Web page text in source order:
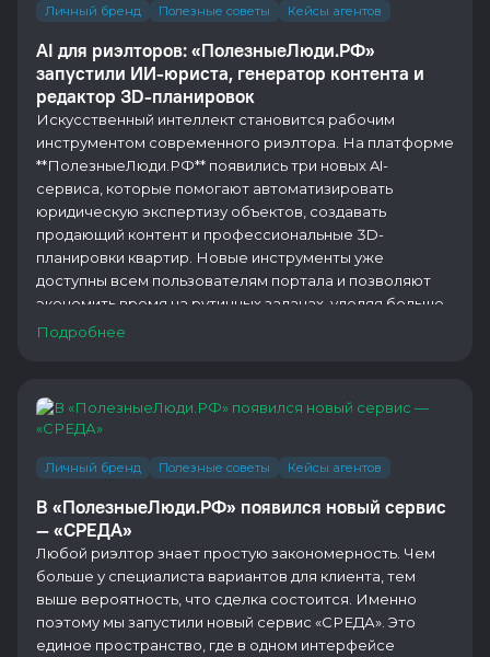
Личный бренд Полезные советы Кейсы агентов
AI для риэлторов: «ПолезныеЛюди.РФ»
запустили ИИ-юриста, генератор контента и
редактор 3D-планировок
Искусственный интеллект становится рабочим
инструментом современного риэлтора. На платформе
**ПолезныеЛюди.РФ** появились три новых AI-
сервиса, которые помогают автоматизировать
юридическую экспертизу объектов, создавать
продающий контент и профессиональные 3D-
планировки квартир. Новые инструменты уже
доступны всем пользователям портала и позволяют
экономить время на рутинных задачах, уделяя больше
внимания работе с клиентами и проведению сделок.
Подробнее
Личный бренд Полезные советы Кейсы агентов
В «ПолезныеЛюди.РФ» появился новый сервис
— «СРЕДА»
Любой риэлтор знает простую закономерность. Чем
больше у специалиста вариантов для клиента, тем
выше вероятность, что сделка состоится. Именно
поэтому мы запустили новый сервис «СРЕДА». Это
единое пространство, где в одном интерфейсе